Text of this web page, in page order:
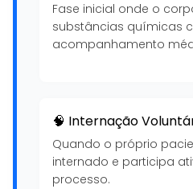
Fase inicial onde o
substâncias químicas
acompanhamento
🧠 Internação
Quando o próprio
internado e participa
processo.